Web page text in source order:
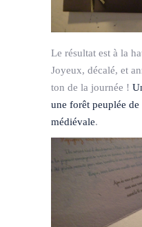
Le résultat est à la
Joyeux, décalé, et
ton de la journée !
une forêt peuplée
médiévale.